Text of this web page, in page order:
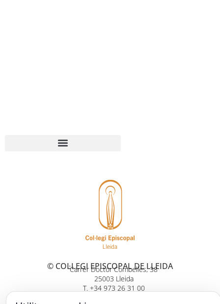
© COL·LEGI EPISCOPAL DE LLEIDA
Carrer Doctor Combelles, 38
25003 Lleida
T. +34 973 26 31 00